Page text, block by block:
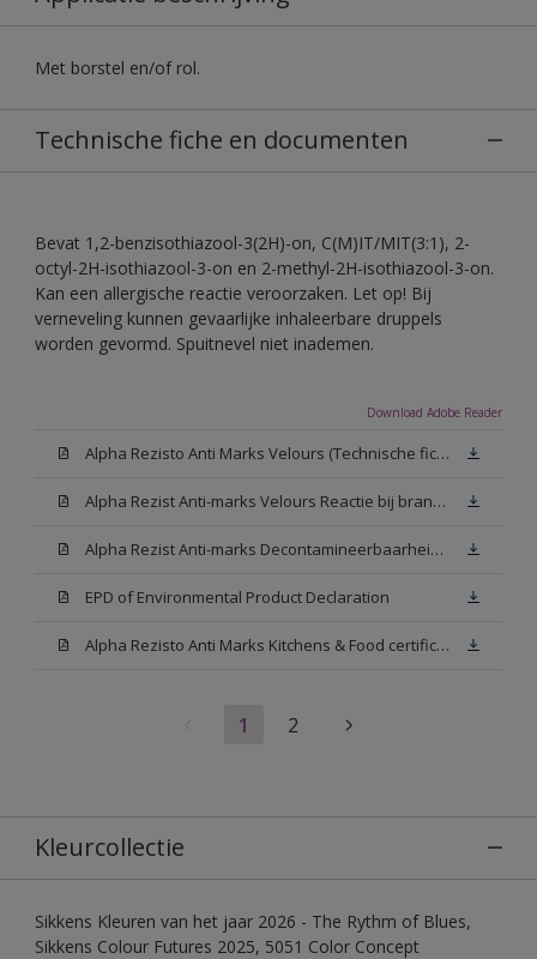
Met borstel en/of rol.
Technische fiche en documenten
Bevat 1,2-benzisothiazool-3(2H)-on, C(M)IT/MIT(3:1), 2-
octyl-2H-isothiazool-3-on en 2-methyl-2H-isothiazool-3-on.
Kan een allergische reactie veroorzaken. Let op! Bij
verneveling kunnen gevaarlijke inhaleerbare druppels
worden gevormd. Spuitnevel niet inademen.
Download Adobe Reader
Alpha Rezisto Anti Marks Velours (Technische fiche)
Alpha Rezist Anti-marks Velours Reactie bij brand A2-s1,d0
Alpha Rezist Anti-marks Decontamineerbaarheid Technical report
EPD of Environmental Product Declaration
Alpha Rezisto Anti Marks Kitchens & Food certificate (Voedingsattest ISEGA)
1 2
Kleurcollectie
Sikkens Kleuren van het jaar 2026 - The Rythm of Blues,
Sikkens Colour Futures 2025, 5051 Color Concept